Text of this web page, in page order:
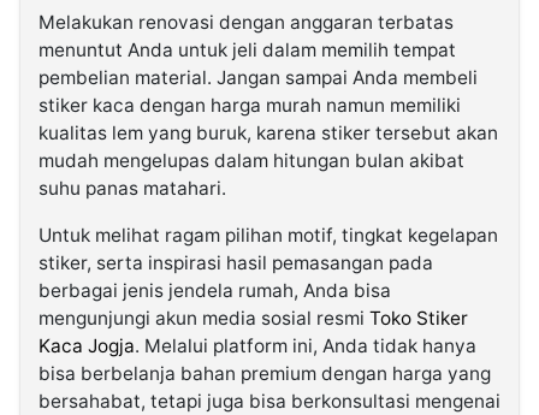
Melakukan renovasi dengan anggaran terbatas
menuntut Anda untuk jeli dalam memilih tempat
pembelian material. Jangan sampai Anda membeli
stiker kaca dengan harga murah namun memiliki
kualitas lem yang buruk, karena stiker tersebut akan
mudah mengelupas dalam hitungan bulan akibat
suhu panas matahari.
Untuk melihat ragam pilihan motif, tingkat kegelapan
stiker, serta inspirasi hasil pemasangan pada
berbagai jenis jendela rumah, Anda bisa
mengunjungi akun media sosial resmi Toko Stiker
Kaca Jogja. Melalui platform ini, Anda tidak hanya
bisa berbelanja bahan premium dengan harga yang
bersahabat, tetapi juga bisa berkonsultasi mengenai